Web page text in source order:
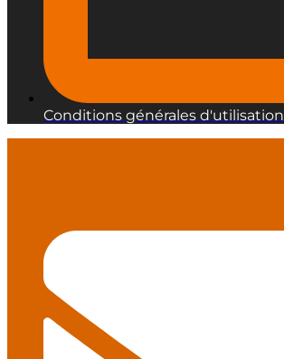
Conditions générales d'utilisation